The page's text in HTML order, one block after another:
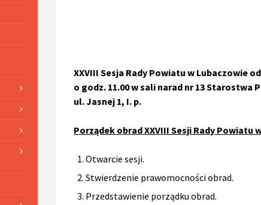
XXVIII Sesja Rady Powiatu w Lubaczowie
o godz. 11.00 w sali narad nr 13
ul. Jasnej 1, I. p.
Porządek obrad XXVIII Sesji Rady Powiatu
Otwarcie sesji.
Stwierdzenie prawomocności obrad.
Przedstawienie porządku obrad.